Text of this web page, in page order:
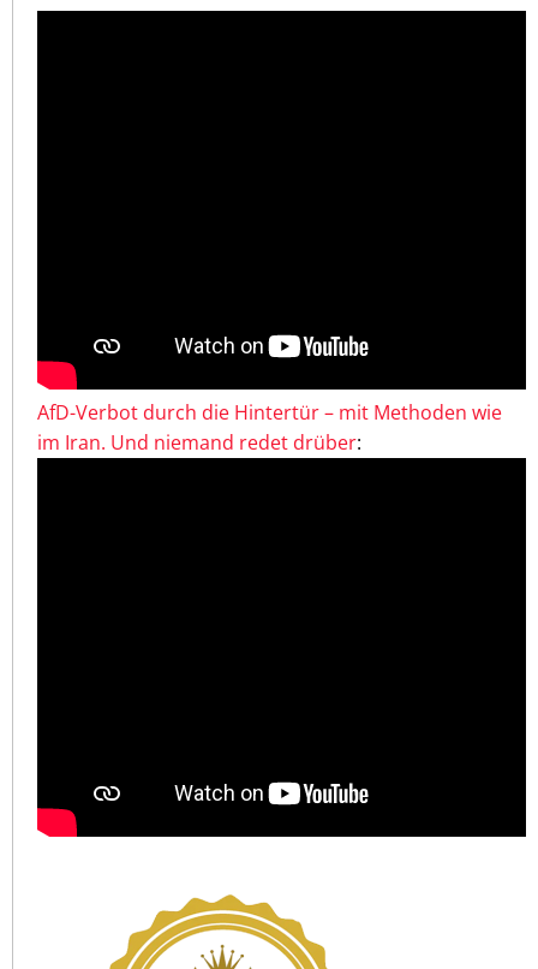
AfD-Verbot durch die Hintertür – mit Methoden wie
im Iran. Und niemand redet drüber: